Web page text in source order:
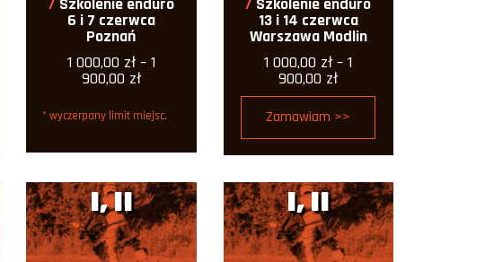
6 i 7 czerwca
Poznań
1 000,00 zł – 1
900,00 złZakres
od
1
do
900,00 zł
* wyczerpany limit miejsc.
13 i 14 czerwca
Warszawa Modlin
1 000,00 zł – 1
900,00 złZakres
cen:
od
1
000,00 zł
do
900,00 zł
Zamawiam >>
I, II I, II